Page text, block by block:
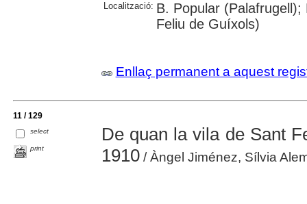
Localització: B. Popular
Feliu de Guíxols)
Enllaç permanent a aquest
11 / 129
select
print
De quan la vila de Sant
1910/ Àngel Jiménez, Sílvia